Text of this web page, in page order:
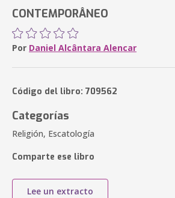
CONTEMPORÂNEO
Por Daniel Alcântara Alencar
Código del libro: 709562
Categorías
Religión, Escatología
Comparte ese libro
Lee un extracto